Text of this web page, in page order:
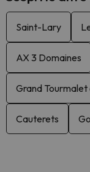
Saint-Lary
AX 3 Domaines
Grand Tourmalet
Cauterets